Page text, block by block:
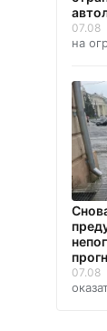
07.08
на
07.08